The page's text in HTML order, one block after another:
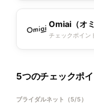
Omiai（オ
チェックポイン
5つのチェックポ
ブライダルネット （5/5 ）